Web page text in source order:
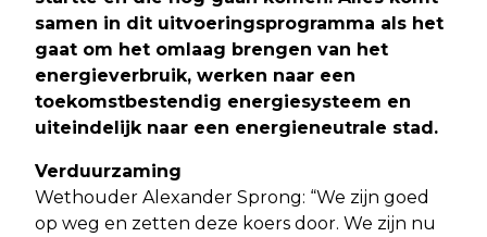
samen in dit uitvoeringsprogramma als het
gaat om het omlaag brengen van het
energieverbruik, werken naar een
toekomstbestendig energiesysteem en
uiteindelijk naar een energieneutrale stad.
Verduurzaming
Wethouder Alexander Sprong: “We zijn goed
op weg en zetten deze koers door. We zijn nu